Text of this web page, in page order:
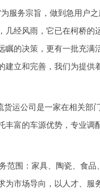
服务宗旨，做到急用户
几经风雨，它已在柯桥
瞩的决策，更有一批充满
建立和完善，我们为提
货运公司是一家在相关
丰富的车源优势，专业
务范围：家具、陶瓷、食
为市场导向，以人才、